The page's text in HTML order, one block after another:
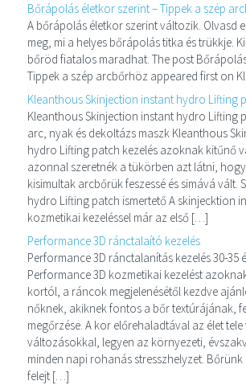
Bőrápolás életkor szerint – Tippek a szép
A bőrápolás életkor szerint változik. Olvasd
meg, mi a helyes bőrápolás titka és trükkje.
bőröd fiatalos maradhat. The post
Tippek a szép arcbőrhöz appeared first on
Kleanthous Skinjection instant hydro Lifting
Kleanthous Skinjection instant hydro Lifting
arc, nyak és dekoltázs maszk Kleanthous
hydro Lifting patch kezelés azoknak kitűnő
azonnal szeretnék a tükörben azt látni,
kisimultak arcbőrük feszessé és simává vált.
hydro Lifting patch ismertető A skinjecktion
kozmetikai kezeléssel már az első […]
Performance 3D ránctalaító kezelés
Performance 3D ránctalanítás kezelés 30-35
Performance 3D kozmetikai kezelést
kortól, a ráncok megjelenésétől kezdve
nőknek, akiknek fontos a bőr textúrájának,
megőrzése. A kor előrehaladtával az élet tele
változásokkal, legyen az környezeti,
minden napi rohanás stresszhelyzet.
felejt […]